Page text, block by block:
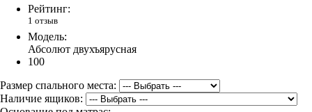
Рейтинг:
1 отзыв
Модель:
Абсолют двухъярусная
100
Размер спального места:
Наличие ящиков: